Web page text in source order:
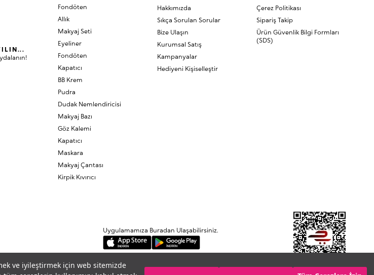
ve iyileştirmek için web sitemizde
Fondöten
Allık
Makyaj Seti
Eyeliner
Fondöten
Kapatıcı
BB Krem
Pudra
Dudak Nemlendiricisi
Makyaj Bazı
Göz Kalemi
Kapatıcı
Maskara
Makyaj Çantası
Kirpik Kıvırıcı
Hakkımızda
Sıkça Sorulan Sorular
Bize Ulaşın
Kurumsal Satış
Kampanyalar
Hediyeni Kişiselleştir
Çerez Politikası
Sipariş Takip
Ürün Güvenlik Bilgi Formları
(SDS)
Uygulamamıza Buradan Ulaşabilirsiniz.
Etbis'e kayıtlıdır.